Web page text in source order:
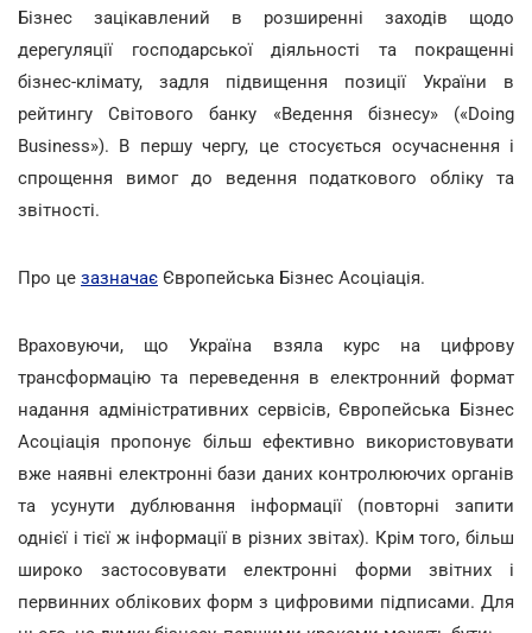
Бізнес зацікавлений в розширенні заходів щодо
дерегуляції господарської діяльності та покращенні
бізнес-клімату, задля підвищення позиції України в
рейтингу Світового банку «Ведення бізнесу» («Doing
Business»). В першу чергу, це стосується осучаснення і
спрощення вимог до ведення податкового обліку та
звітності.
Про це зазначає Європейська Бізнес Асоціація.
Враховуючи, що Україна взяла курс на цифрову
трансформацію та переведення в електронний формат
надання адміністративних сервісів, Європейська Бізнес
Асоціація пропонує більш ефективно використовувати
вже наявні електронні бази даних контролюючих органів
та усунути дублювання інформації (повторні запити
однієї і тієї ж інформації в різних звітах). Крім того, більш
широко застосовувати електронні форми звітних і
первинних облікових форм з цифровими підписами. Для